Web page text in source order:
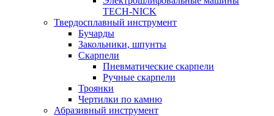
TECH-NICK
Твердосплавный инструмент
Бучарды
Закольники, шпунты
Скарпели
Пневматические скарпели
Ручные скарпели
Троянки
Чертилки по камню
Абразивный инструмент